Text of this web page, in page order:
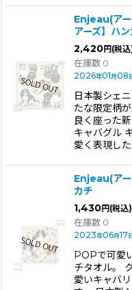
Enjeau(アー
アーズ】ハ
2,420円 (税
在庫数 0
2026年01月08
日本製シェ
たな限定柄
良く座った
キャバグル
愛く表現し
Enjeau(アー
カチ
1,430円 (税込)
在庫数 0
2023年06月17
POPで可愛
チタオル。
愛いキャバ